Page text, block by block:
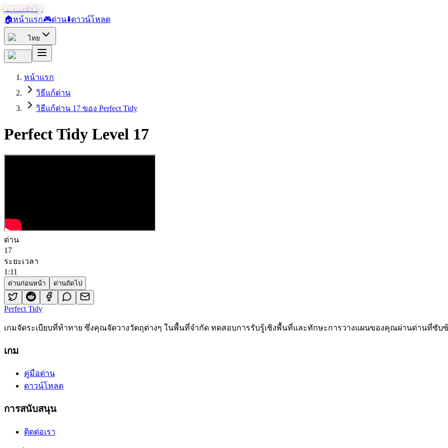
Perfect Tidy
🏠หน้าแรก🎮ด่าน⬇️ดาวน์โหลด
ไทย
หน้าแรก
วิธีแก้ด่าน
วิธีแก้ด่าน 17 ของ Perfect Tidy
Perfect Tidy Level 17
ด่าน
17
ระยะเวลา
1 :11
ด่านก่อนหน้า ด่านถัดไป
Perfect Tidy
เกมจัดระเบียบที่ท้าทาย ซึ่งคุณจัดวางวัตถุต่างๆ ในพื้นที่จำกัด ทดสอบการรับรู้เชิงพื้นที่และทักษะการวางแผนของคุณผ่านด่านที่ซับ
เกม
คู่มือด่าน
ดาวน์โหลด
การสนับสนุน
ติดต่อเรา